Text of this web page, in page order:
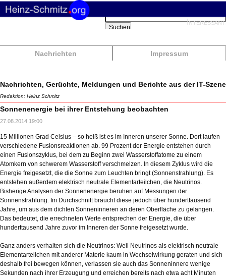
Nachrichten Impressum
Suchbegriffe
Suchen
Nachrichten, Gerüchte, Meldungen und Berichte aus der IT-Szene
Redaktion: Heinz Schmitz
Sonnenenergie bei ihrer Entstehung beobachten
27.08.2014 19:00
15 Millionen Grad Celsius – so heiß ist es im Inneren unserer Sonne. Dort laufen
verschiedene Fusionsreaktionen ab. 99 Prozent der Energie entstehen durch
einen Fusionszyklus, bei dem zu Beginn zwei Wasserstoffatome zu einem
Atomkern von schwerem Wasserstoff verschmelzen. In diesem Zyklus wird die
Energie freigesetzt, die die Sonne zum Leuchten bringt (Sonnenstrahlung). Es
entstehen außerdem elektrisch neutrale Elementarteilchen, die Neutrinos.
Bisherige Analysen der Sonnenenergie beruhen auf Messungen der
Sonnenstrahlung. Im Durchschnitt braucht diese jedoch über hunderttausend
Jahre, um aus dem dichten Sonneninneren an deren Oberfläche zu gelangen.
Das bedeutet, die errechneten Werte entsprechen der Energie, die über
hunderttausend Jahre zuvor im Inneren der Sonne freigesetzt wurde.
Ganz anders verhalten sich die Neutrinos: Weil Neutrinos als elektrisch neutrale
Elementarteilchen mit anderer Materie kaum in Wechselwirkung geraten und sich
deshalb frei bewegen können, verlassen sie auch das Sonneninnere wenige
Sekunden nach ihrer Erzeugung und erreichen bereits nach etwa acht Minuten